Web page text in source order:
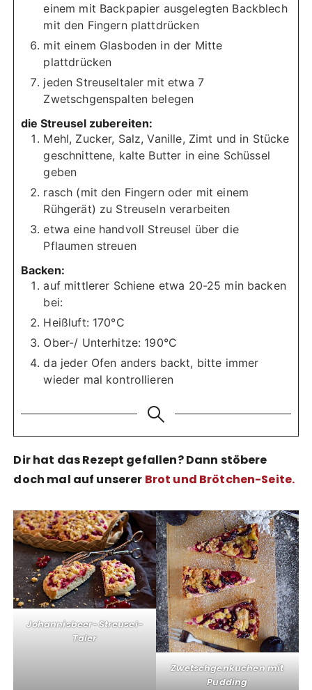
einem mit Backpapier ausgelegten Backblech
mit den Fingern plattdrücken
mit einem Glasboden in der Mitte
plattdrücken
jeden Streuseltaler mit etwa 7
Zwetschgenspalten belegen
die Streusel zubereiten:
Mehl, Zucker, Salz, Vanille, Zimt und in Stücke
geschnittene, kalte Butter in eine Schüssel
geben
rasch (mit den Fingern oder mit einem
Rühgerät) zu Streuseln verarbeiten
etwa eine handvoll Streusel über die
Pflaumen streuen
Backen:
auf mittlerer Schiene etwa 20-25 min backen
bei:
Heißluft: 170°C
Ober-/ Unterhitze: 190°C
da jeder Ofen anders backt, bitte immer
wieder mal kontrollieren
Dir hat das Rezept gefallen? Dann stöbere
doch mal auf unserer Brot und Brötchen-Seite.
Johannisbeer-Streusel-
Taler
Zwetschgenkuchen mit
Pudding